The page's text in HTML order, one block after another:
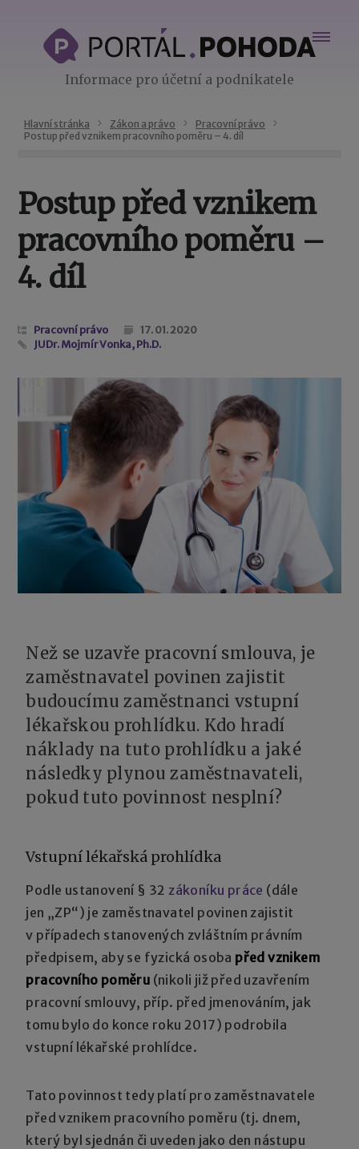
Informace pro účetní a podnikatele
Hlavní stránka Zákon a právo
Pracovní právo
Postup před vznikem pracovního poměru – 4. díl
Postup před vznikem
pracovního poměru –
4. díl
Pracovní právo
17. 01. 2020
JUDr. Mojmír Vonka, Ph.D.
Než se uzavře pracovní smlouva, je
zaměstnavatel povinen zajistit
budoucímu zaměstnanci vstupní
lékařskou prohlídku. Kdo hradí
náklady na tuto prohlídku a jaké
následky plynou zaměstnavateli,
pokud tuto povinnost nesplní?
Vstupní lékařská prohlídka
Podle ustanovení § 32 zákoníku práce (dále
jen „ZP“) je zaměstnavatel povinen zajistit
v případech stanovených zvláštním právním
předpisem, aby se fyzická osoba před vznikem
pracovního poměru (nikoli již před uzavřením
pracovní smlouvy, příp. před jmenováním, jak
tomu bylo do konce roku 2017) podrobila
vstupní lékařské prohlídce.
Tato povinnost tedy platí pro zaměstnavatele
před vznikem pracovního poměru (tj. dnem,
který byl sjednán či uveden jako den nástupu